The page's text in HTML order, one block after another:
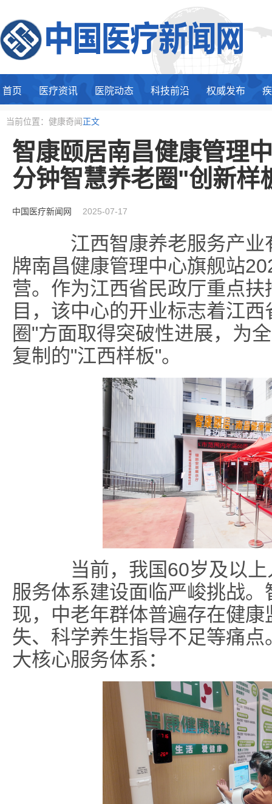
首页 医疗资讯 医院动态 科技前沿 权威发布
当前位置：健康奇闻正文
智康颐居南昌健康管理
分钟智慧养老圈"创新样
中国医疗新闻网 2025-07-17
江西智康养老服务产业
牌南昌健康管理中心旗舰站
营。作为江西省民政厅重点
目，该中心的开业标志着江
圈"方面取得突破性进展，为
复制的"江西样板"。
当前，我国60岁及以上
服务体系建设面临严峻挑战
现，中老年群体普遍存在健
失、科学养生指导不足等痛
大核心服务体系：